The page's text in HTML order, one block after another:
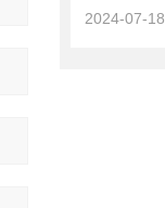
2024-07-18